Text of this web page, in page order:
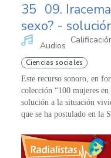
35 09.
sexo? -
Audios
Ciencias sociales
Este recurso sonoro, en
colección “100 mujeres
solución a la situación
que se ha postulado en la